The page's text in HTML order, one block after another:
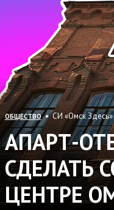
ОБЩЕСТВО• СИ «Омск Здесь»
АПАРТ-
СДЕЛАТЬ
ЦЕНТРЕ